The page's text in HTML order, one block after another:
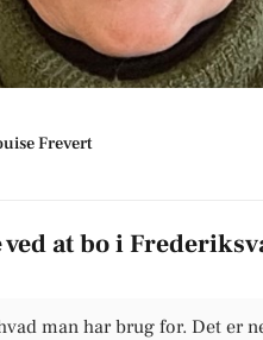
Frevert
ved at bo i
man har brug for. Det er